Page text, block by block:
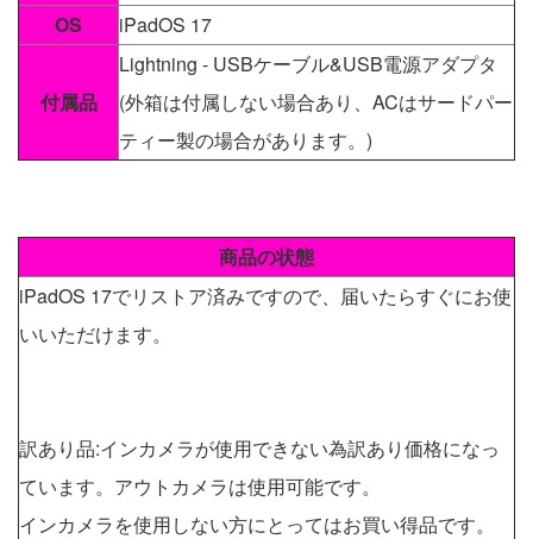
OS iPadOS 17
付属品
Lightning - USBケーブル&USB電源アダプタ
(外箱は付属しない場合あり、ACはサードパー
ティー製の場合があります。)
商品の状態
iPadOS 17でリストア済みですので、届いたらすぐにお使
いいただけます。
訳あり品:インカメラが使用できない為訳あり価格になっ
ています。アウトカメラは使用可能です。
インカメラを使用しない方にとってはお買い得品です。